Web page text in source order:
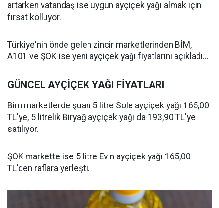
artarken vatandaş ise uygun ayçiçek yağı almak için
fırsat kolluyor.
Türkiye'nin önde gelen zincir marketlerinden BİM,
A101 ve ŞOK ise yeni ayçiçek yağı fiyatlarını açıkladı...
GÜNCEL AYÇİÇEK YAĞI FİYATLARI
Bim marketlerde şuan 5 litre Sole ayçiçek yağı 165,00
TL'ye, 5 litrelik Biryağ ayçiçek yağı da 193,90 TL'ye
satılıyor.
ŞOK markette ise 5 litre Evin ayçiçek yağı 165,00
TL'den raflara yerleşti.